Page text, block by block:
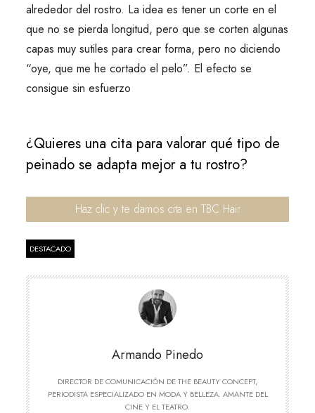
alrededor del rostro. La idea es tener un corte en el
que no se pierda longitud, pero que se corten algunas
capas muy sutiles para crear forma, pero no diciendo
“oye, que me he cortado el pelo”. El efecto se
consigue sin esfuerzo
¿Quieres una cita para valorar qué tipo de
peinado se adapta mejor a tu rostro?
Haz clic y te damos cita en TBC Hair
DESTACADO
Armando Pinedo
DIRECTOR DE COMUNICACIÓN DE THE BEAUTY CONCEPT,
PERIODISTA ESPECIALIZADO EN MODA Y BELLEZA. AMANTE DEL
CINE Y EL TEATRO.